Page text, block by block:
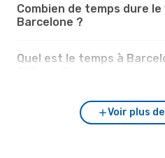
Combien de temps dure
Barcelone ?
Quel est le temps à
Voir plus